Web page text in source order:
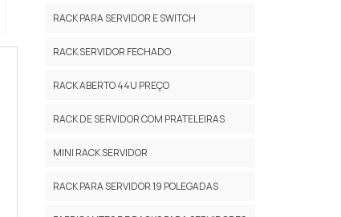
RACK PARA SERVIDOR E SWITCH
RACK SERVIDOR FECHADO
RACK ABERTO 44U PREÇO
RACK DE SERVIDOR COM PRATELEIRAS
MINI RACK SERVIDOR
RACK PARA SERVIDOR 19 POLEGADAS